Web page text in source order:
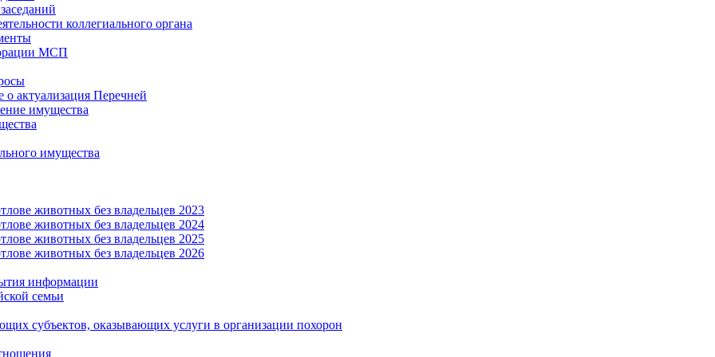
коллегиального органа
МСП
о актуализация Перечней
имущества
имущества
животных без владельцев 2023
животных без владельцев 2024
животных без владельцев 2025
животных без владельцев 2026
информации
семьи
субъектов, оказывающих услуги в организации похорон